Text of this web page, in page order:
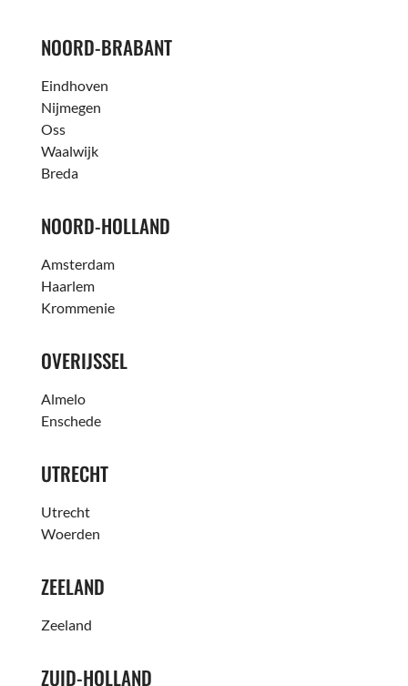
NOORD-BRABANT
Eindhoven
Nijmegen
Oss
Waalwijk
Breda
NOORD-HOLLAND
Amsterdam
Haarlem
Krommenie
OVERIJSSEL
Almelo
Enschede
UTRECHT
Utrecht
Woerden
ZEELAND
Zeeland
ZUID-HOLLAND